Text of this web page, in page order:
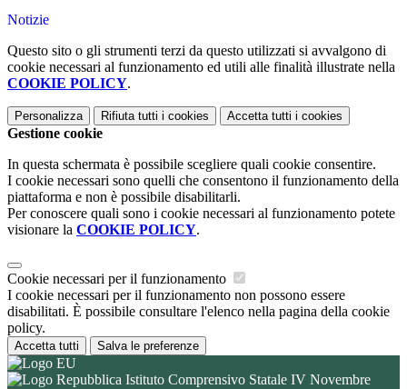
Notizie
Questo sito o gli strumenti terzi da questo utilizzati si avvalgono di
cookie necessari al funzionamento ed utili alle finalità illustrate nella
COOKIE POLICY.
Personalizza Rifiuta tutti i cookies Accetta tutti i cookies
Gestione cookie
In questa schermata è possibile scegliere quali cookie consentire.
I cookie necessari sono quelli che consentono il funzionamento della
piattaforma e non è possibile disabilitarli.
Per conoscere quali sono i cookie necessari al funzionamento potete
visionare la COOKIE POLICY.
Cookie necessari per il funzionamento
I cookie necessari per il funzionamento non possono essere
disabilitati. È possibile consultare l'elenco nella pagina della cookie
policy.
Accetta tutti Salva le preferenze
Istituto Comprensivo Statale IV Novembre